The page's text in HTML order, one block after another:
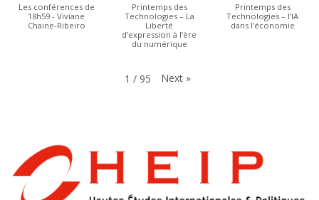
Les conférences de
18h59 - Viviane
Chaine-Ribeiro
Printemps des
Technologies – La
Liberté
d’expression à l’ère
du numérique
Printemps des
Technologies – l'IA
dans l'économie
1 / 95 Next »